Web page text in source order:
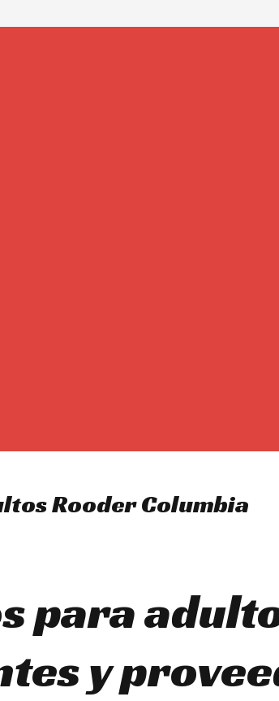
Rooder Columbia
para
y